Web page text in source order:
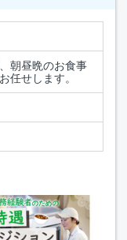
朝昼晩のお食事
任せします。